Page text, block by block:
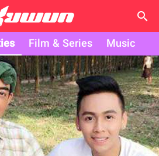
search
Film & Series Music